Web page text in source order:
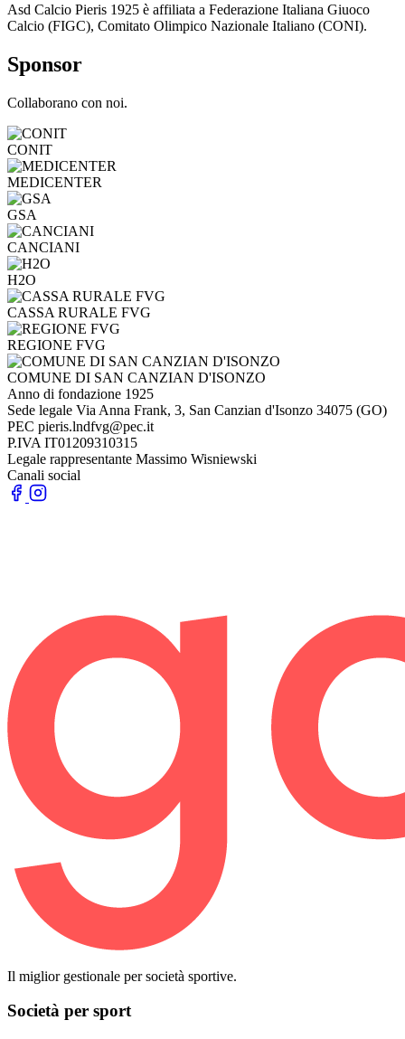
Asd Calcio Pieris 1925 è affiliata a Federazione Italiana Giuoco
Calcio (FIGC), Comitato Olimpico Nazionale Italiano (CONI).
Sponsor
Collaborano con noi.
CONIT
MEDICENTER
GSA
CANCIANI
H2O
CASSA RURALE FVG
REGIONE FVG
COMUNE DI SAN CANZIAN D'ISONZO
Anno di fondazione 1925
Sede legale Via Anna Frank, 3, San Canzian d'Isonzo 34075 (GO)
PEC pieris.lndfvg@pec.it
P.IVA IT01209310315
Legale rappresentante Massimo Wisniewski
Canali social
Il miglior gestionale per società sportive.
Società per sport